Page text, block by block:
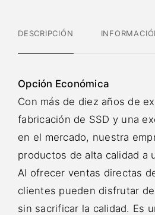
DESCRIPCIÓN
Opción Económica
Con más de diez años de
fabricación de SSD y una
en el mercado, nuestra
productos de alta calidad a
Al ofrecer ventas directas
clientes pueden disfrutar
sin sacrificar la calidad. Es